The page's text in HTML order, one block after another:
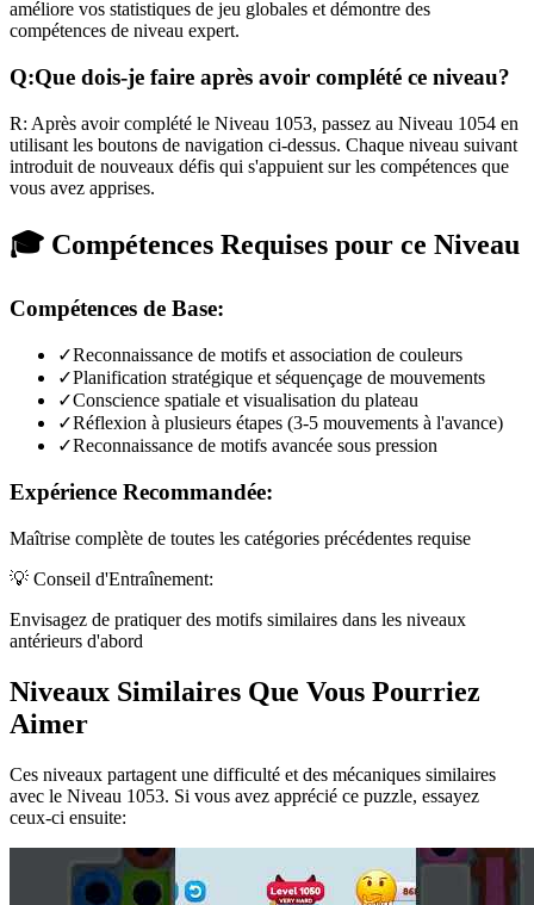
améliore vos statistiques de jeu globales et démontre des
compétences de niveau expert.
Q:Que dois-je faire après avoir complété ce niveau?
R: Après avoir complété le Niveau 1053, passez au Niveau 1054 en
utilisant les boutons de navigation ci-dessus. Chaque niveau suivant
introduit de nouveaux défis qui s'appuient sur les compétences que
vous avez apprises.
🎓 Compétences Requises pour ce Niveau
Compétences de Base:
✓Reconnaissance de motifs et association de couleurs
✓Planification stratégique et séquençage de mouvements
✓Conscience spatiale et visualisation du plateau
✓Réflexion à plusieurs étapes (3-5 mouvements à l'avance)
✓Reconnaissance de motifs avancée sous pression
Expérience Recommandée:
Maîtrise complète de toutes les catégories précédentes requise
💡 Conseil d'Entraînement:
Envisagez de pratiquer des motifs similaires dans les niveaux
antérieurs d'abord
Niveaux Similaires Que Vous Pourriez
Aimer
Ces niveaux partagent une difficulté et des mécaniques similaires
avec le Niveau 1053. Si vous avez apprécié ce puzzle, essayez
ceux-ci ensuite: